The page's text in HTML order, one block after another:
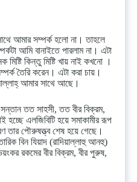
আমার সম্পর্ক হলো না। তাহলে
আমি বানাইতে পারলাম না। এটা
কিন্তু মিষ্টি খায় নাই কখনো ।
তৈরি করেন। এটা করা চায়।
আমার সাথে আছে।
তত সাহসী, তত বীর বিক্রম,
হচ্ছে এলজিবিটি হয়ে সমাকামীর রূপ
তার পৌরুষত্ত্ব শেষ হয়ে গেছে।
বিন যিয়াদ (রাদিয়াল্লাহু আনহু)
রকমের বীর বিক্রম, বীর পুরুষ,